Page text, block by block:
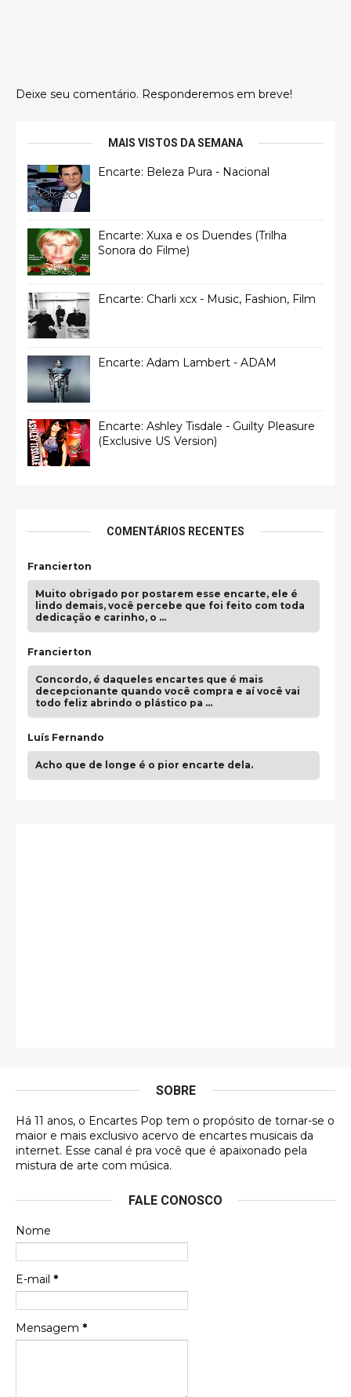
Deixe seu comentário. Responderemos em breve!
MAIS VISTOS DA SEMANA
Encarte: Beleza Pura - Nacional
Encarte: Xuxa e os Duendes (Trilha
Sonora do Filme)
Encarte: Charli xcx - Music, Fashion, Film
Encarte: Adam Lambert - ADAM
Encarte: Ashley Tisdale - Guilty Pleasure
(Exclusive US Version)
COMENTÁRIOS RECENTES
Francierton
Muito obrigado por postarem esse encarte, ele é
lindo demais, você percebe que foi feito com toda
dedicação e carinho, o …
Francierton
Concordo, é daqueles encartes que é mais
decepcionante quando você compra e aí você vai
todo feliz abrindo o plástico pa …
Luís Fernando
Acho que de longe é o pior encarte dela.
DVD MIDINHO
Francierton
futuras aquisições, e olhando o encarte aqui, me
Francierton
Espero que tenham sentido minha falta, informo
que estou de volta para trazer mais contribuições
SOBRE
Há 11 anos, o Encartes Pop tem o propósito de tornar-se o
maior e mais exclusivo acervo de encartes musicais da
internet. Esse canal é pra você que é apaixonado pela
mistura de arte com música.
FALE CONOSCO
Nome
E-mail *
Mensagem *